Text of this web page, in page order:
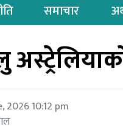
समाचार
2026 10:12 pm